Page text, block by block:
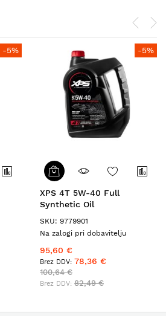
-5% -5%
XPS 4T 5W-40 Full
Synthetic Oil
SKU: 9779901
Na zalogi pri dobavitelju
95,60 €
78,36 €
100,64 €
82,49 €